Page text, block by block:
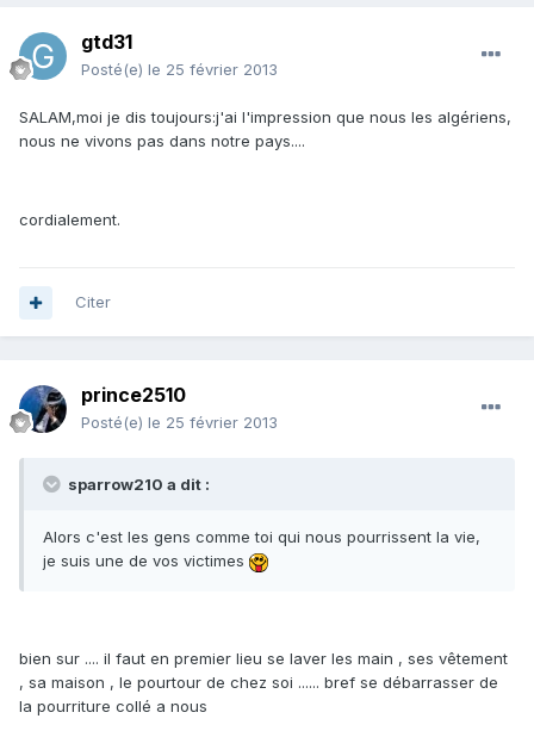
gtd31
Posté(e) le 25 février 2013
SALAM,moi je dis toujours:j'ai l'impression que nous les algériens,
nous ne vivons pas dans notre pays....
cordialement.
Citer
prince2510
Posté(e) le 25 février 2013
sparrow210 a dit :
Alors c'est les gens comme toi qui nous pourrissent la vie,
je suis une de vos victimes
bien sur .... il faut en premier lieu se laver les main , ses vêtement
, sa maison , le pourtour de chez soi ...... bref se débarrasser de
la pourriture collé a nous